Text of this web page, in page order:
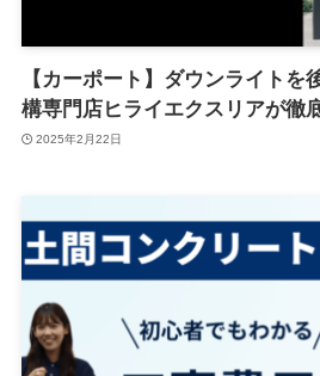
【カーポート】ダウンライトを
構専門店ヒライエクスリアが徹
2025年2月22日